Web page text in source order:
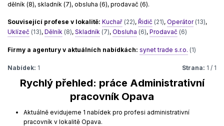
dělník (8), skladník (7), obsluha (6), prodavač (6).
Související profese v lokalitě: Kuchař (22), Řidič (21), Operátor (13),
Uklízeč (13), Dělník (8), Skladník (7), Obsluha (6), Prodavač (6)
Firmy a agentury v aktuálních nabídkách: synet trade s.r.o. (1)
Nabídek: 1 Strana: 1 / 1
Rychlý přehled: práce Administrativní
pracovník Opava
Aktuálně evidujeme 1 nabídek pro profesi administrativní
pracovník v lokalitě Opava.